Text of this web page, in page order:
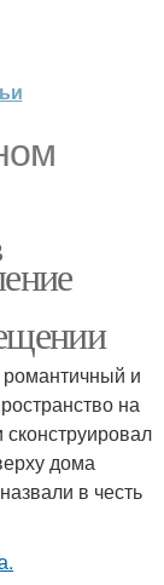
и
на
дома
в честь